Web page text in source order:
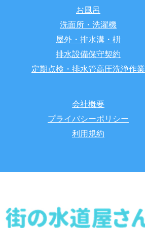
お風呂
洗面所・洗濯機
屋外・排水溝・枡
排水設備保守契約
定期点検・排水管高圧洗浄作業
会社概要
プライバシーポリシー
利用規約